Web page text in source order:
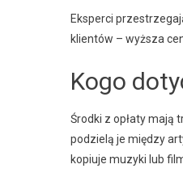
Eksperci
klientów – wyższa
Kogo
Środki z opłaty mają
podzielą je między
kopiuje muzyki lub